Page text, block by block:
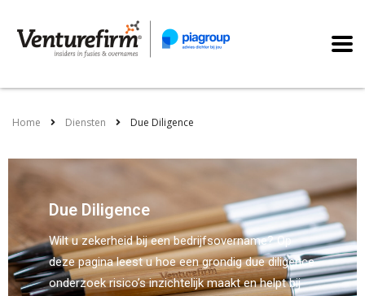
Home Diensten Due Diligence
Due Diligence
Wilt u zekerheid bij een bedrijfsovername? Op
deze pagina leest u hoe een grondig due diligence
onderzoek risico’s inzichtelijk maakt en helpt bij